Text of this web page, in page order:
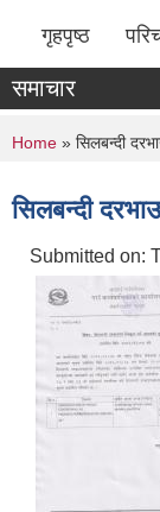
गृहपृष्ठ
समाचार
You are
Home » सिलबन्दी
सिलबन्दी
Submitted on: